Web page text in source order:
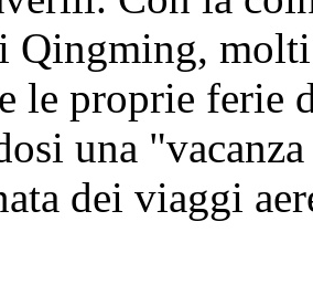
Qingming,
le proprie ferie
una
dei viaggi